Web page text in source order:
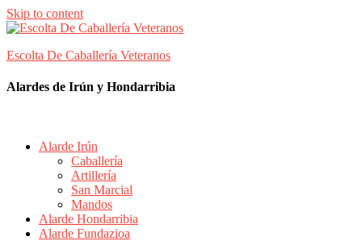
Skip to content
Escolta De Caballería Veteranos
Alardes de Irún y Hondarribia
Alarde Irún
Caballería
Artillería
San Marcial
Mandos
Alarde Hondarribia
Alarde Fundazioa